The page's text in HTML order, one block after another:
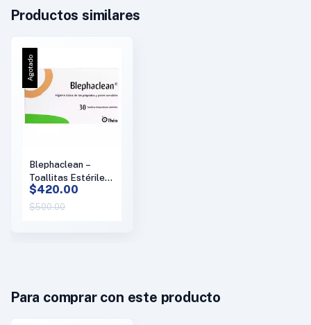
Productos similares
Agotado
Blephaclean –
Toallitas Estériles
para Limpieza de
los Párpados
$420.00
$500.00
Para comprar con este producto